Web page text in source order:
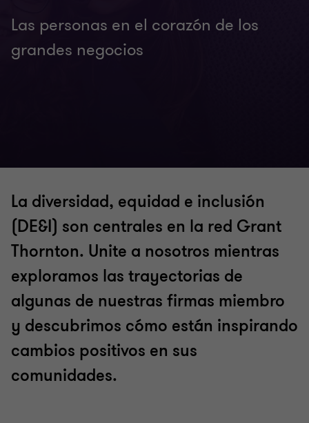
Las personas en el corazón de los
grandes negocios
La diversidad, equidad e inclusión
(DE&I) son centrales en la red Grant
Thornton. Unite a nosotros mientras
exploramos las trayectorias de
algunas de nuestras firmas miembro
y descubrimos cómo están inspirando
cambios positivos en sus
comunidades.